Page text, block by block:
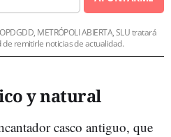
METRÓPOLI ABIERTA, SLU tratará
remitirle noticias de actualidad.
y natural
casco antiguo, que